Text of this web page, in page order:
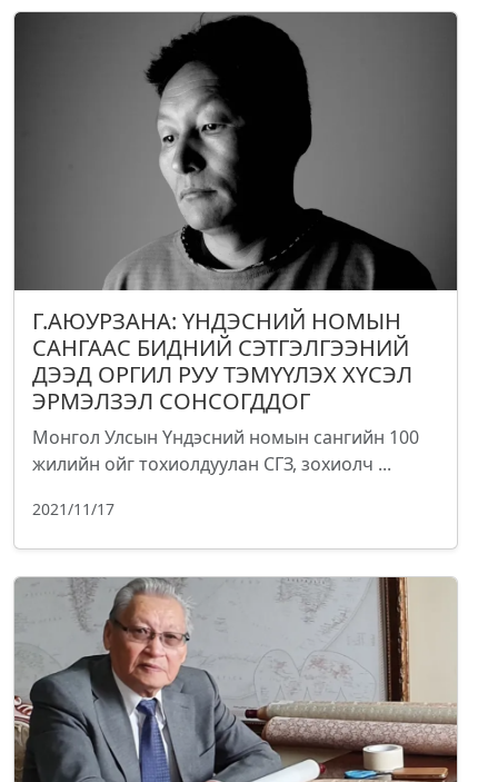
Г.АЮУРЗАНА: ҮНДЭСНИЙ НОМЫН
САНГААС БИДНИЙ СЭТГЭЛГЭЭНИЙ
ДЭЭД ОРГИЛ РУУ ТЭМҮҮЛЭХ ХҮСЭЛ
ЭРМЭЛЗЭЛ СОНСОГДДОГ
Монгол Улсын Үндэсний номын сангийн 100
жилийн ойг тохиолдуулан СГЗ, зохиолч ...
2021/11/17